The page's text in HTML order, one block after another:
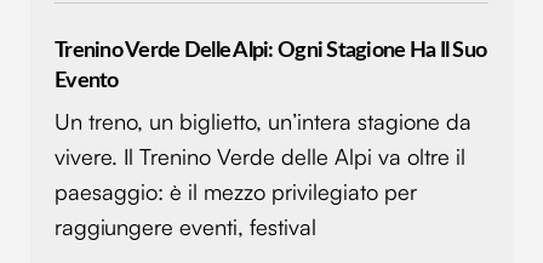
Trenino Verde Delle Alpi: Ogni Stagione Ha Il Suo
Evento
Un treno, un biglietto, un’intera stagione da
vivere. Il Trenino Verde delle Alpi va oltre il
paesaggio: è il mezzo privilegiato per
raggiungere eventi, festival